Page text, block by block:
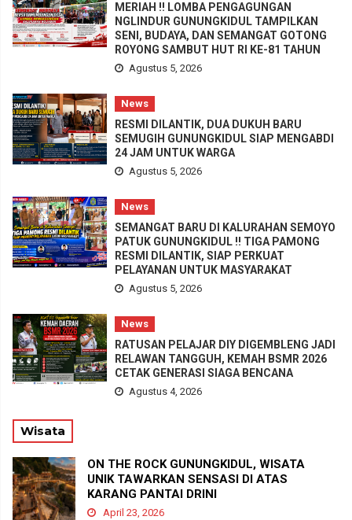
MERIAH !! LOMBA PENGAGUNGAN
NGLINDUR GUNUNGKIDUL TAMPILKAN
SENI, BUDAYA, DAN SEMANGAT GOTONG
ROYONG SAMBUT HUT RI KE-81 TAHUN
Agustus 5, 2026
News
RESMI DILANTIK, DUA DUKUH BARU
SEMUGIH GUNUNGKIDUL SIAP MENGABDI
24 JAM UNTUK WARGA
Agustus 5, 2026
News
SEMANGAT BARU DI KALURAHAN SEMOYO
PATUK GUNUNGKIDUL !! TIGA PAMONG
RESMI DILANTIK, SIAP PERKUAT
PELAYANAN UNTUK MASYARAKAT
Agustus 5, 2026
News
RATUSAN PELAJAR DIY DIGEMBLENG JADI
RELAWAN TANGGUH, KEMAH BSMR 2026
CETAK GENERASI SIAGA BENCANA
Agustus 4, 2026
Wisata
ON THE ROCK GUNUNGKIDUL, WISATA
UNIK TAWARKAN SENSASI DI ATAS
KARANG PANTAI DRINI
April 23, 2026